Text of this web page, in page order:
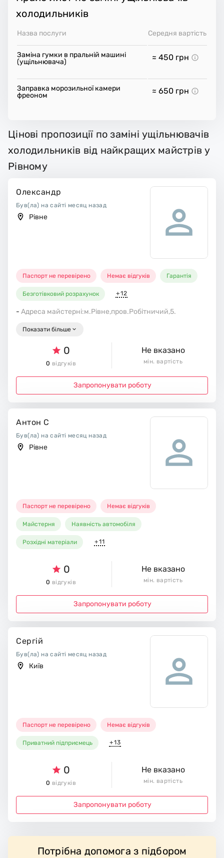
холодильників
Назва послуги Середня вартість
Заміна гумки в пральній машині
(ущільнювача)
≈ 450 грн
Заправка морозильної камери
фреоном
≈ 650 грн
Цінові пропозиції по заміні ущільнювачів
холодильників від найкращих майстрів у
Рівному
Олександр
Був(ла) на сайті месяц назад
Рівне
Паспорт не перевірено Немає відгуків Гарантія
Безготівковий розрахунок +12
- Адреса майстерні:м.Рівне,пров.Робітничий,5.
Показати більше
0
0 відгуків
Не вказано
мін. вартість
Запропонувати роботу
Антон С
Був(ла) на сайті месяц назад
Рівне
Паспорт не перевірено Немає відгуків
Майстерня Наявність автомобіля
Розхідні матеріали +11
0
0 відгуків
Не вказано
мін. вартість
Запропонувати роботу
Сергій
Був(ла) на сайті месяц назад
Київ
Паспорт не перевірено Немає відгуків
Приватний підприємець +13
0
0 відгуків
Не вказано
мін. вартість
Запропонувати роботу
Потрібна допомога з підбором